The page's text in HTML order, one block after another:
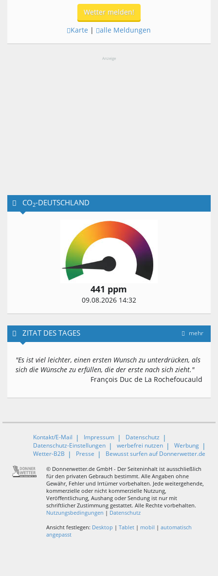
Wetter melden!
Karte | alle Meldungen
Anzeige
CO2-DEUTSCHLAND
441 ppm
09.08.2026 14:32
mehr
ZITAT DES TAGES
"Es ist viel leichter, einen ersten Wunsch zu unterdrücken, als
sich die Wünsche zu erfüllen, die der erste nach sich zieht."
François Duc de La Rochefoucauld
Kontakt/E-Mail Impressum
Datenschutz
Datenschutz-Einstellungen
werbefrei nutzen
Werbung
Wetter-B2B
Presse Bewusst surfen auf Donnerwetter.de
© Donnerwetter.de GmbH - Der Seiteninhalt ist ausschließlich
für den privaten Gebrauch bestimmt. Alle Angaben ohne
Gewähr, Fehler und Irrtümer vorbehalten. Jede weitergehende,
kommerzielle oder nicht kommerzielle Nutzung,
Veröffentlichung, Aushang oder Sendung ist nur mit
schriftlicher Zustimmung gestattet. Alle Rechte vorbehalten.
Nutzungsbedingungen | Datenschutz
Ansicht festlegen: Desktop | Tablet| mobil | automatisch
angepasst